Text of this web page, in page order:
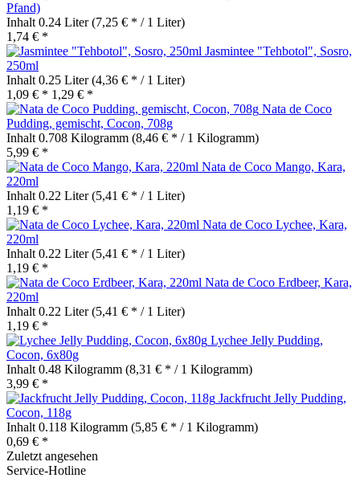
Pfand)
Inhalt 0.24 Liter(7,25 € * / 1 Liter)
1,74 € *
Jasmintee "Tehbotol", Sosro,
250ml
Inhalt 0.25 Liter(4,36 € * / 1 Liter)
1,09 € * 1,29 € *
Nata de Coco
Pudding, gemischt, Cocon, 708g
Inhalt 0.708 Kilogramm (8,46 € * / 1 Kilogramm)
5,99 € *
Nata de Coco Mango, Kara,
220ml
Inhalt 0.22 Liter(5,41 € * / 1 Liter)
1,19 € *
Nata de Coco Lychee, Kara,
220ml
Inhalt 0.22 Liter(5,41 € * / 1 Liter)
1,19 € *
Nata de Coco Erdbeer, Kara,
220ml
Inhalt 0.22 Liter(5,41 € * / 1 Liter)
1,19 € *
Lychee Jelly Pudding,
Cocon, 6x80g
Inhalt 0.48 Kilogramm (8,31 € * / 1 Kilogramm)
3,99 € *
Jackfrucht Jelly Pudding,
Cocon, 118g
Inhalt 0.118 Kilogramm (5,85 € * / 1 Kilogramm)
0,69 € *
Zuletzt angesehen
Service-Hotline